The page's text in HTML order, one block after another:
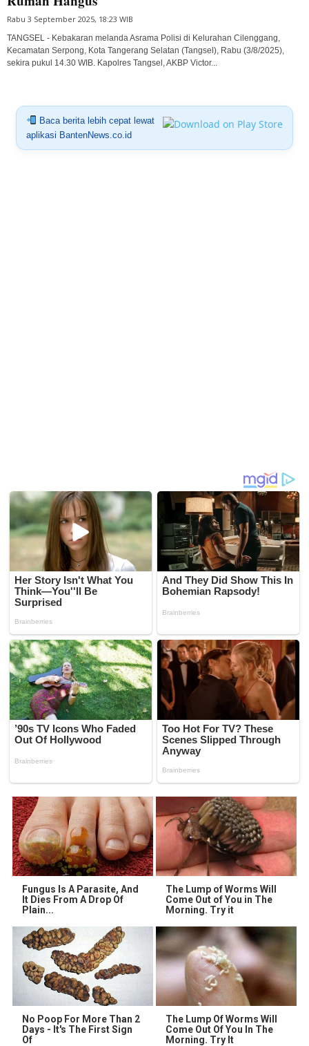
Rabu 3 September 2025, 18:23 WIB
TANGSEL - Kebakaran melanda Asrama Polisi di Kelurahan Cilenggang,
Kecamatan Serpong, Kota Tangerang Selatan (Tangsel), Rabu (3/8/2025),
sekira pukul 14.30 WIB. Kapolres Tangsel, AKBP Victor...
Baca berita lebih cepat lewat
aplikasi BantenNews.co.id
Fungus Is A Parasite, And
It Dies From A Drop Of
Plain...
The Lump of Worms Will
Come Out of You in The
Morning. Try it
No Poop For More Than 2
Days - It's The First Sign
Of
The Lump Of Worms Will
Come Out Of You In The
Morning. Try It